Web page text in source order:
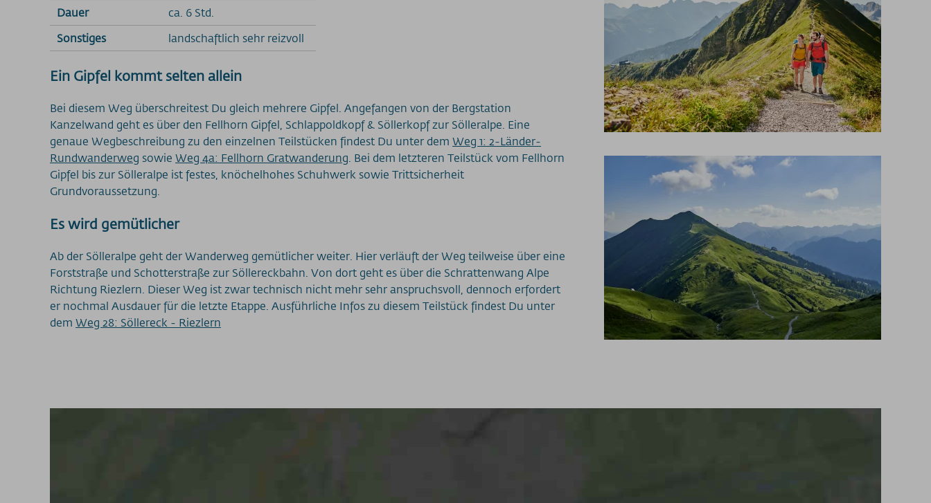
Dauer
ca. 6 Std.
Sonstiges
landschaftlich sehr reizvoll
Ein Gipfel kommt selten allein
Bei diesem Weg überschreitest Du gleich mehrere Gipfel. Angefangen von der Bergstation
Kanzelwand geht es über den Fellhorn Gipfel, Schlappoldkopf & Söllerkopf zur Sölleralpe. Eine
genaue Wegbeschreibung zu den einzelnen Teilstücken findest Du unter dem Weg 1: 2-Länder-
Rundwanderweg sowie Weg 4a: Fellhorn Gratwanderung. Bei dem letzteren Teilstück vom Fellhorn
Gipfel bis zur Sölleralpe ist festes, knöchelhohes Schuhwerk sowie Trittsicherheit
Grundvoraussetzung.
Es wird gemütlicher
Ab der Sölleralpe geht der Wanderweg gemütlicher weiter. Hier verläuft der Weg teilweise über eine
Forststraße und Schotterstraße zur Söllereckbahn. Von dort geht es über die Schrattenwang Alpe
Richtung Riezlern. Dieser Weg ist zwar technisch nicht mehr sehr anspruchsvoll, dennoch erfordert
er nochmal Ausdauer für die letzte Etappe. Ausführliche Infos zu diesem Teilstück findest Du unter
dem Weg 28: Söllereck - Riezlern